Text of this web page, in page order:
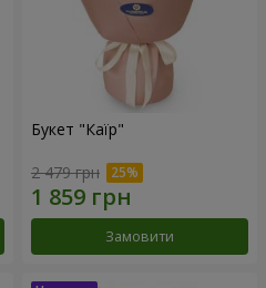
Букет "Каїр"
2 479 грн
Замовити